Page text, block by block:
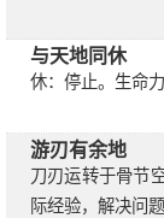
与天地同休
休：停止。生命
游刃有余地
刀刃运转于骨节
际经验，解决问